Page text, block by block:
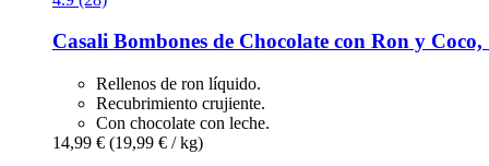
Casali Bombones de Chocolate con Ron y Coco,
Rellenos de ron líquido.
Recubrimiento crujiente.
Con chocolate con leche.
14,99 € (19,99 € / kg)